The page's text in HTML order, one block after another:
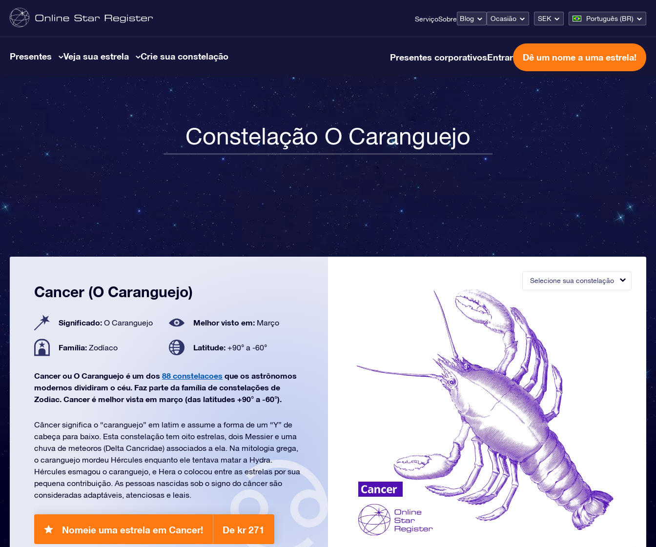
ServiçoSobre Blog Ocasião SEK Português (BR)
Presentes Veja sua estrela Crie sua constelação Presentes corporativosEntrar Dê um nome a uma estrela!
Constelação O Caranguejo
Selecione sua constelação
Cancer (O Caranguejo)
Significado: O Caranguejo Melhor visto em: Março
Família: Zodíaco Latitude: +90° a -60°
Cancer ou O Caranguejo é um dos 88 constelacoes que os astrônomos
modernos dividiram o céu. Faz parte da família de constelações de
Zodiac. Cancer é melhor vista em março (das latitudes +90° a -60°).
Câncer significa o “caranguejo” em latim e assume a forma de um “Y” de
cabeça para baixo. Esta constelação tem oito estrelas, dois Messier e uma
chuva de meteoros (Delta Cancridae) associados a ela. Na mitologia grega,
o caranguejo mordeu Hércules enquanto ele tentava matar a Hydra.
Hércules esmagou o caranguejo, e Hera o colocou entre as estrelas por sua
pequena contribuição. As pessoas nascidas sob o signo do câncer são
consideradas adaptáveis, atenciosas e leais.
Nomeie uma estrela em Cancer! De kr 271